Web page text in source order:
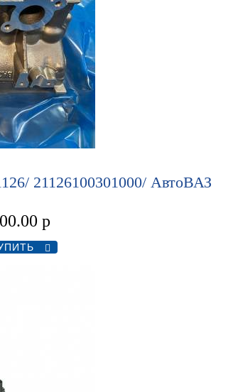
21126100301000/ АвтоВАЗ
р